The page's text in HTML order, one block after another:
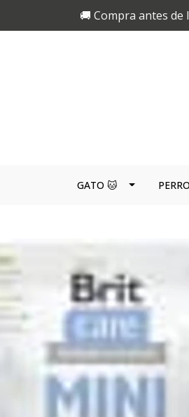
🚚 Compra antes de
GATO 🐱